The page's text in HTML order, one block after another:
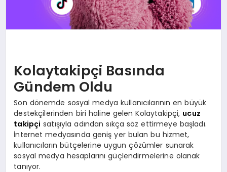
Kolaytakipçi Basında
Gündem Oldu
Son dönemde sosyal medya kullanıcılarının en büyük
destekçilerinden biri haline gelen Kolaytakipçi, ucuz
takipçi satışıyla adından sıkça söz ettirmeye başladı.
İnternet medyasında geniş yer bulan bu hizmet,
kullanıcıların bütçelerine uygun çözümler sunarak
sosyal medya hesaplarını güçlendirmelerine olanak
tanıyor.